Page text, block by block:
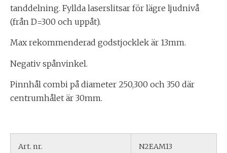
tanddelning. Fyllda laserslitsar för lägre ljudnivå
(från D=300 och uppåt).
Max rekommenderad godstjocklek är 13mm.
Negativ spånvinkel.
Pinnhål combi på diameter 250,300 och 350 där
centrumhålet är 30mm.
Art. nr. N2EAM13